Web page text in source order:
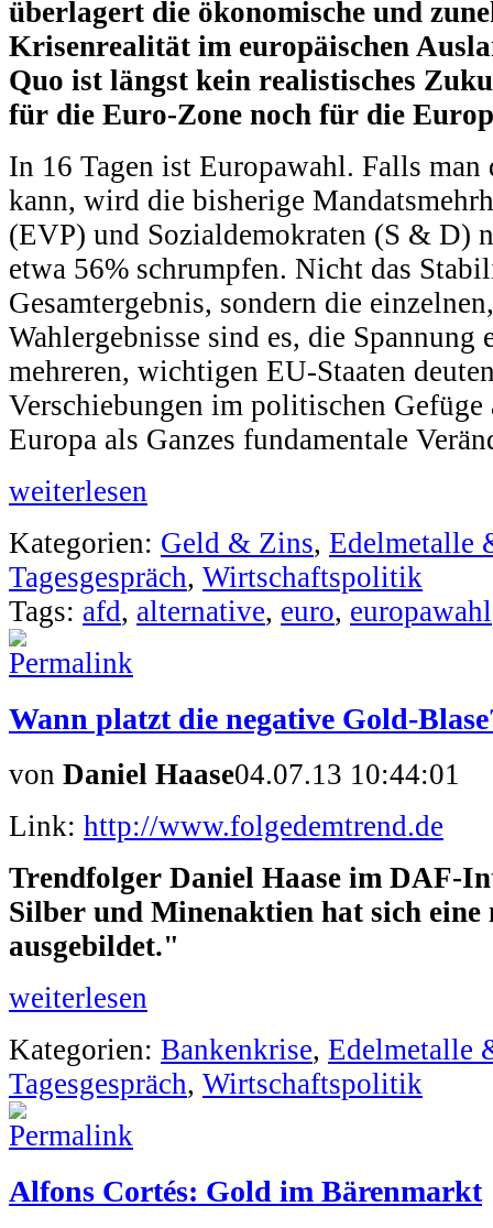
überlagert die ökonomische und
Krisenrealität im europäischen
Quo ist längst kein realistisches
für die Euro-Zone noch für die
In 16 Tagen ist Europawahl. Falls man
kann, wird die bisherige
(EVP) und Sozialdemokraten (S & D)
etwa 56% schrumpfen. Nicht das
Gesamtergebnis, sondern die
Wahlergebnisse sind es, die Spannung
mehreren, wichtigen EU-Staaten
Verschiebungen im politischen
Europa als Ganzes fundamentale
weiterlesen
Kategorien: Geld & Zins, Edelmetalle
Tagesgespräch, Wirtschaftspolitik
Tags: afd, alternative, euro, europawahl
Wann platzt die negative Gold-
von Daniel Haase04.07.13 10:44:01
Link: http://www.folgedemtrend.de
Trendfolger Daniel Haase im DAF-
Silber und Minenaktien hat sich eine
ausgebildet."
weiterlesen
Kategorien: Bankenkrise, Edelmetalle
Tagesgespräch, Wirtschaftspolitik
Alfons Cortés: Gold im Bärenmarkt